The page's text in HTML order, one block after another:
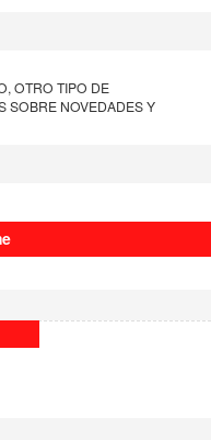
OTRO TIPO DE
SOBRE NOVEDADES Y